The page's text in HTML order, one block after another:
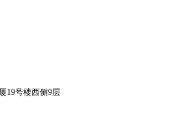
19号楼西侧9层